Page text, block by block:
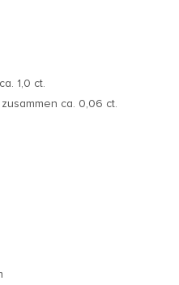
1,0 ct.
ca. 0,06 ct.